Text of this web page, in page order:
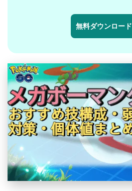
無料ダウンロード